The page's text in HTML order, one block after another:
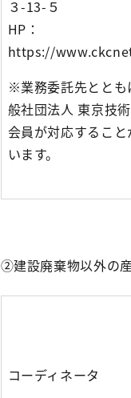
３-13-５
HP：
https://
※業務委託先ととも
般社団法人 東京技
会員が対応するこ
います。
②建設廃棄物以外の
コーディネータ